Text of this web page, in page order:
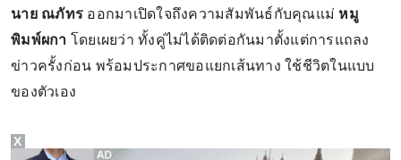
นาย ณภัทร ออกมาเปิดใจถึงความสัมพันธ์กับคุณแม่ หมู
พิมพ์ผกา โดยเผยว่า ทั้งคู่ไม่ได้ติดต่อกันมาตั้งแต่การแถลง
ข่าวครั้งก่อน พร้อมประกาศขอแยกเส้นทาง ใช้ชีวิตในแบบ
ของตัวเอง
X